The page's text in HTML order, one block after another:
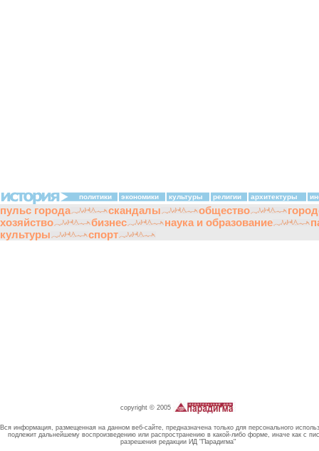
политики экономики культуры религии архитектуры
пульс города скандалы общество
хозяйство
бизнес наука и образование
культуры
спорт
copyright © 2005
Вся информация, размещенная на данном веб-сайте, предназначена только для персонального
подлежит дальнейшему воспроизведению или распространению в какой-либо форме, иначе как с
разрешения редакции ИД "Парадигма"